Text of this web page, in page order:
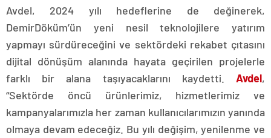
Avdel, 2024 yılı hedeflerine de değinerek,
DemirDöküm’ün yeni nesil teknolojilere yatırım
yapmayı sürdüreceğini ve sektördeki rekabet çıtasını
dijital dönüşüm alanında hayata geçirilen projelerle
farklı bir alana taşıyacaklarını kaydetti. Avdel,
“Sektörde öncü ürünlerimiz, hizmetlerimiz ve
kampanyalarımızla her zaman kullanıcılarımızın yanında
olmaya devam edeceğiz. Bu yılı değişim, yenilenme ve